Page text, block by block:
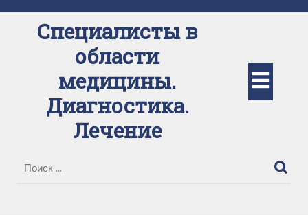
содержимомуСпециалисты в
области
медицины.
Диагностика.
Лечение